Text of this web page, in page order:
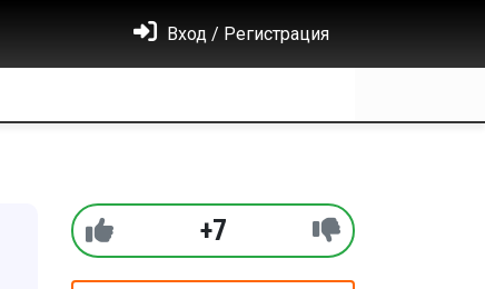
Вход / Регистрация
+7